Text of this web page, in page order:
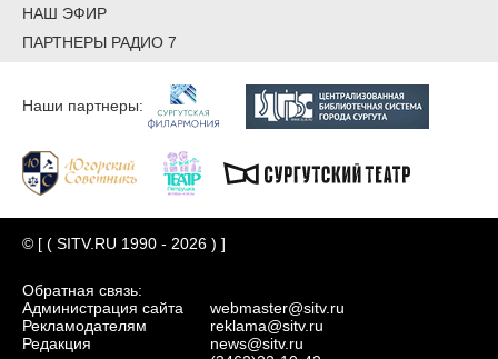
НАШ ЭФИР
ПАРТНЕРЫ РАДИО 7
Наши партнеры:
© [ ( SITV.RU 1990 - 2026 ) ]
Обратная связь:
Администрация сайта
Рекламодателям
Редакция
webmaster@sitv.ru
reklama@sitv.ru
news@sitv.ru